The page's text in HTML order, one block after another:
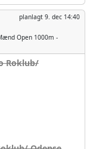
planlagt 9. dec 14:40
Open 1000m -
Roklub/